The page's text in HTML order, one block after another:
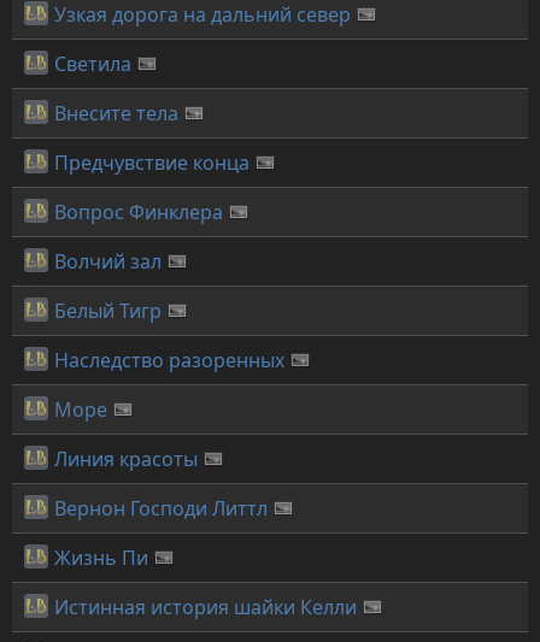
Узкая дорога на дальний север
Светила
Внесите тела
Предчувствие конца
Вопрос Финклера
Волчий зал
Белый Тигр
Наследство разоренных
Море
Линия красоты
Вернон Господи Литтл
Жизнь Пи
Истинная история шайки Келли